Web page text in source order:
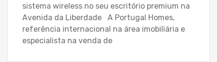
sistema wireless no seu escritório premium na
Avenida da Liberdade A Portugal Homes,
referência internacional na área imobiliária e
especialista na venda de